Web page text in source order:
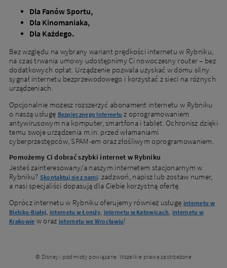
Dla Fanów Sportu,
Dla Kinomaniaka,
Dla Każdego.
Bez względu na wybrany wariant prędkości internetu w Rybniku,
na czas trwania umowy udostępnimy Ci nowoczesny router – bez
dodatkowych opłat. Urządzenie pozwala uzyskać w domu silny
sygnał internetu bezprzewodowego i korzystać z sieci na różnych
urządzeniach.
Opcjonalnie możesz rozszerzyć abonament internetu w Rybniku
o naszą usługę Bezpiecznego Internetu z oprogramowaniem
antywirusowym na komputer, smartfona i tablet. Ochronisz dzięki
temu swoje urządzenia m.in. przed włamaniami
cyberprzestępców, SPAM-em oraz złośliwym oprogramowaniem.
Pomożemy Ci dobrać szybki internet w Rybniku
Jesteś zainteresowany/a naszym internetem stacjonarnym w
Rybniku? Skontaktuj się z nami: zadzwoń, napisz lub zostaw numer,
a nasi specjaliści dopasują dla Ciebie korzystną ofertę.
Oprócz internetu w Rybniku oferujemy również usługę internetu w
Bielsku-Białej, internetu w Łomży, internetu w Katowicach, internetu w
Krakowie w oraz internetu we Wrocławiu!
© Disney i podmioty powiązane. Wszelkie prawa zastrzeżone